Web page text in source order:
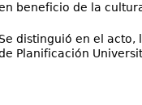
beneficio de la
Se distinguió en el acto,
Planificación